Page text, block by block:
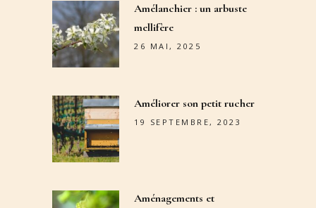
Amélanchier : un arbuste
mellifère
26 MAI, 2025
Améliorer son petit rucher
19 SEPTEMBRE, 2023
Aménagements et